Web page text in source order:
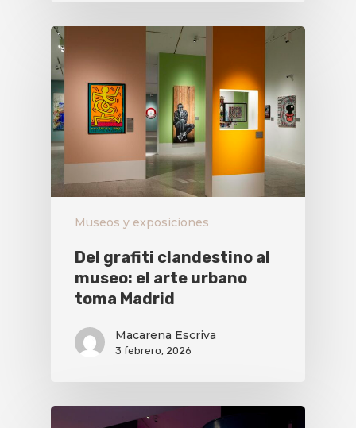
Museos y exposiciones
Del grafiti clandestino al
museo: el arte urbano
toma Madrid
Macarena Escriva
3 febrero, 2026